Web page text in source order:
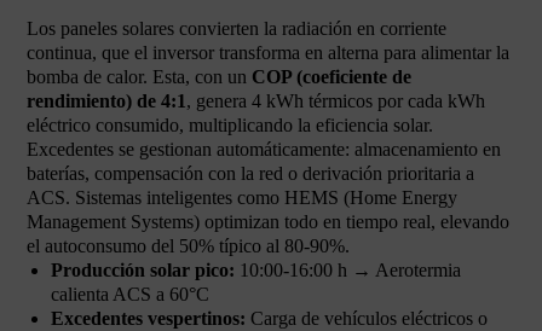
Los paneles solares convierten la radiación en corriente
continua, que el inversor transforma en alterna para alimentar la
bomba de calor. Esta, con un COP (coeficiente de
rendimiento) de 4:1, genera 4 kWh térmicos por cada kWh
eléctrico consumido, multiplicando la eficiencia solar.
Excedentes se gestionan automáticamente: almacenamiento en
baterías, compensación con la red o derivación prioritaria a
ACS. Sistemas inteligentes como HEMS (Home Energy
Management Systems) optimizan todo en tiempo real, elevando
el autoconsumo del 50% típico al 80-90%.
Producción solar pico: 10:00-16:00 h → Aerotermia
calienta ACS a 60°C
Excedentes vespertinos: Carga de vehículos eléctricos o